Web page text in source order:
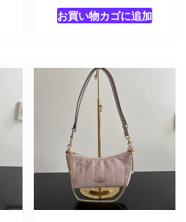
お買い物カゴに追加